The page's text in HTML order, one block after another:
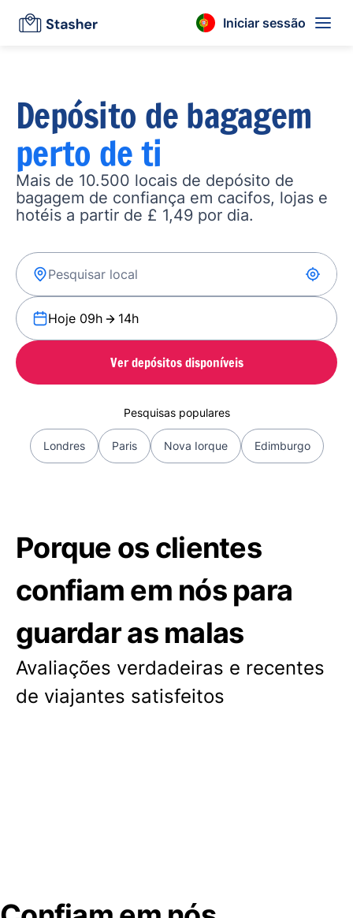
Iniciar sessão
Depósito de bagagem
perto de ti
Mais de 10.500 locais de depósito de
bagagem de confiança em cacifos, lojas e
hotéis a partir de £ 1,49 por dia.
Hoje 09h 14h
Ver depósitos disponíveis
Pesquisas populares
Londres Paris Nova Iorque Edimburgo
Porque os clientes
confiam em nós para
guardar as malas
Avaliações verdadeiras e recentes
de viajantes satisfeitos